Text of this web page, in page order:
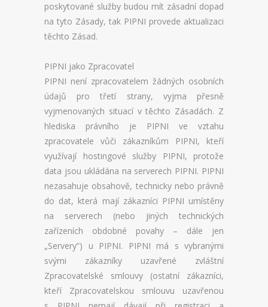
poskytované služby budou mít zásadní dopad
na tyto Zásady, tak PIPNI provede aktualizaci
těchto Zásad.
PIPNI jako Zpracovatel
PIPNI není zpracovatelem žádných osobních
údajů pro třetí strany, vyjma přesně
vyjmenovaných situací v těchto Zásadách. Z
hlediska právního je PIPNI ve vztahu
zpracovatele vůči zákazníkům PIPNI, kteří
využívají hostingové služby PIPNI, protože
data jsou ukládána na serverech PIPNI. PIPNI
nezasahuje obsahově, technicky nebo právně
do dat, která mají zákazníci PIPNI umístěny
na serverech (nebo jiných technických
zařízeních obdobné povahy – dále jen
„Servery”) u PIPNI. PIPNI má s vybranými
svými zákazníky uzavřené zvláštní
Zpracovatelské smlouvy (ostatní zákazníci,
kteří Zpracovatelskou smlouvu uzavřenou